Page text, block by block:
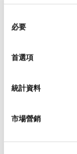
必要
首選項
統計資料
市場營銷
規格
安裝和安裝規範